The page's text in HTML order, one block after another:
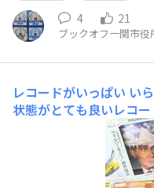
4 21
ブックオフ一関市役
レコードがいっぱい い
状態がとても良いレコ
ちらは、アニメ銀河鉄
よる幻想的な音楽が収
れしましたぜひレコー